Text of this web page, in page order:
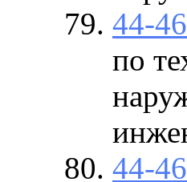
44-
по
44-